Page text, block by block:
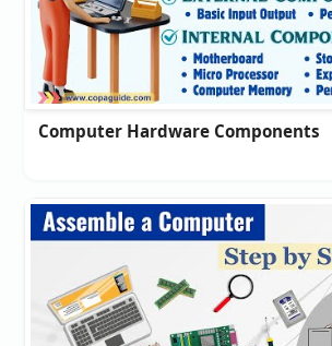
Computer Hardware Components